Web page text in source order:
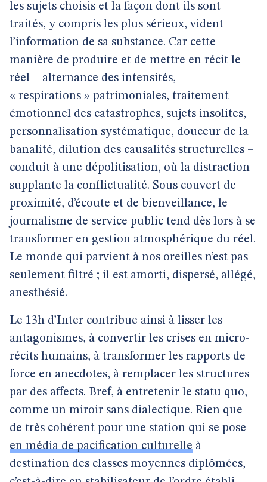
les sujets choisis et la façon dont ils sont
traités, y compris les plus sérieux, vident
l’information de sa substance. Car cette
manière de produire et de mettre en récit le
réel – alternance des intensités,
« respirations » patrimoniales, traitement
émotionnel des catastrophes, sujets insolites,
personnalisation systématique, douceur de la
banalité, dilution des causalités structurelles –
conduit à une dépolitisation, où la distraction
supplante la conflictualité. Sous couvert de
proximité, d’écoute et de bienveillance, le
journalisme de service public tend dès lors à se
transformer en gestion atmosphérique du réel.
Le monde qui parvient à nos oreilles n’est pas
seulement filtré ; il est amorti, dispersé, allégé,
anesthésié.
Le 13h d’Inter contribue ainsi à lisser les
antagonismes, à convertir les crises en micro-
récits humains, à transformer les rapports de
force en anecdotes, à remplacer les structures
par des affects. Bref, à entretenir le statu quo,
comme un miroir sans dialectique. Rien que
de très cohérent pour une station qui se pose
en média de pacification culturelle à
destination des classes moyennes diplômées,